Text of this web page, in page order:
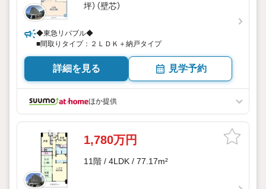
坪）（壁芯）
◆東急リバブル◆
■間取りタイプ：２ＬＤＫ＋納戸タイプ
詳細を見る 見学予約
ほか提供
1,780万円
11階 / 4LDK / 77.17m²